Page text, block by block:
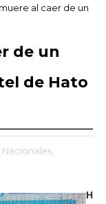
al caer de un
de un
de Hato
H